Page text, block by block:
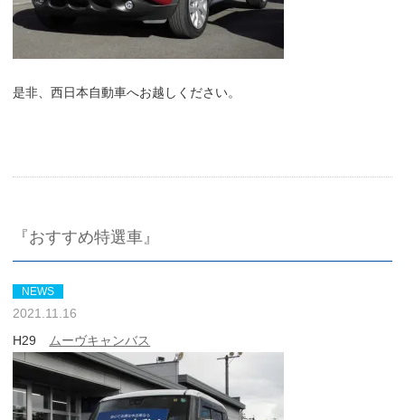
是非、西日本自動車へお越しください。
『おすすめ特選車』
NEWS
2021.11.16
H29
ムーヴキャンバス